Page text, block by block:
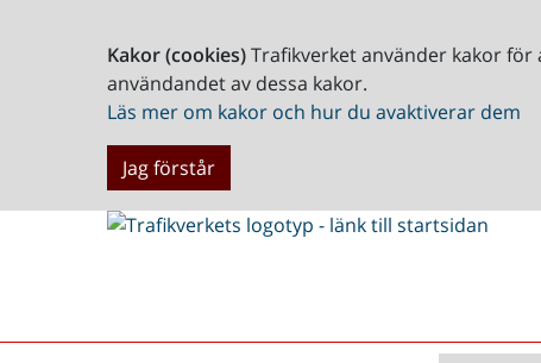
Kakor (cookies)Trafikverket använder kakor för
användandet av dessa kakor.
Läs mer om kakor och hur du avaktiverar dem
Jag förstår